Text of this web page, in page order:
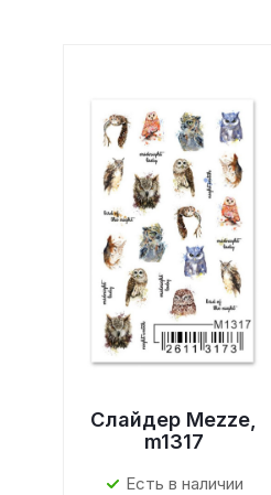
Слайдер Mezze,
m1317
Есть в наличии